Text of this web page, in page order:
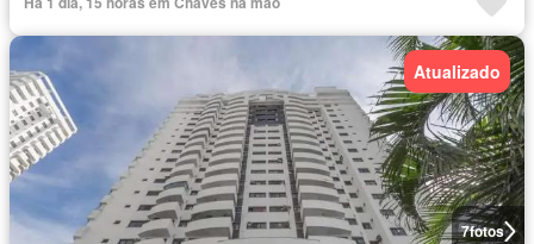
7fotos
Atualizado